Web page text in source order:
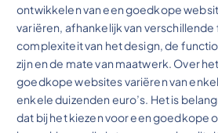
ontwikkelen van een goedkope
variëren, afhankelijk van
complexiteit van het design, de
zijn en de mate van maatwerk. Over
goedkope websites variëren van
enkele duizenden euro’s. Het is
dat bij het kiezen voor een goedkope